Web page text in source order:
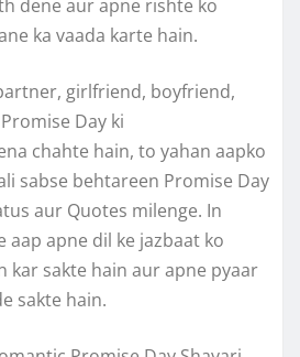
dene aur apne rishte ko
ka vaada karte hain.
girlfriend, boyfriend,
Day ki
chahte hain, to yahan aapko
sabse behtareen Promise Day
aur Quotes milenge. In
aap apne dil ke jazbaat ko
kar sakte hain aur apne pyaar
sakte hain.